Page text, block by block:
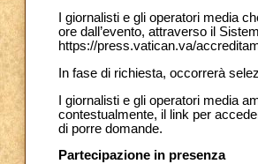
I giornalisti e gli operatori media
ore dall’evento, attraverso il
https://press.vatican.va/
In fase di richiesta, occorrerà
I giornalisti e gli operatori media
contestualmente, il link per
di porre domande.
Partecipazione in presenza